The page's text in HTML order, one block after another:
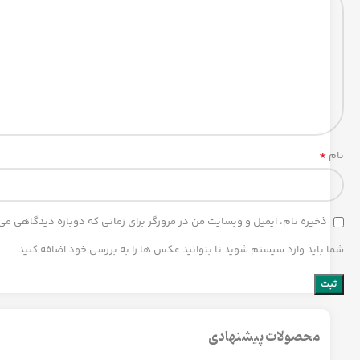
نام *
ذخیره نام، ایمیل و وبسایت من در مرورگر برای زمانی که دوباره دیدگاهی
شما باید وارد سیستم شوید تا بتوانید عکس ها را به بررسی خود اضافه کنید.
محصولات پیشنهادی